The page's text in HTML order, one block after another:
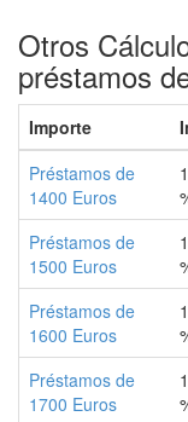
Otros
préstamos
Importe
Préstamos de
1400 Euros
Préstamos de
1500 Euros
Préstamos de
1600 Euros
Préstamos de
1700 Euros